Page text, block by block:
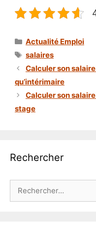
Catégories
Actualité Emploi
Étiquettes
salaires
Calculer son
qu’intérimaire
Calculer son
stage
Rechercher